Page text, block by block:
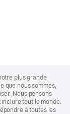
plus grande
que nous sommes,
Nous pensons
tout le monde.
à toutes les